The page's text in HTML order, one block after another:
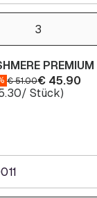
€51.00€ 45.90
/ Stück)